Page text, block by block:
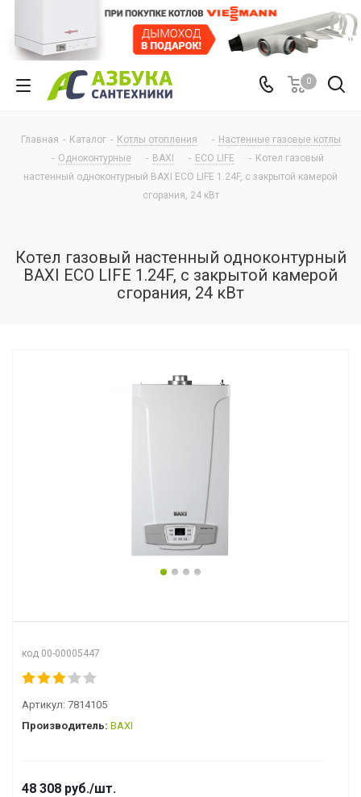
0
Главная - Каталог - Котлы отопления - Настенные газовые котлы
- Одноконтурные - BAXI - ECO LIFE - Котел газовый
настенный одноконтурный BAXI ECO LIFE 1.24F, с закрытой камерой
сгорания, 24 кВт
Котел газовый настенный одноконтурный
BAXI ECO LIFE 1.24F, с закрытой камерой
сгорания, 24 кВт
код 00-00005447
Артикул: 7814105
Производитель: BAXI
48 308 руб./шт.